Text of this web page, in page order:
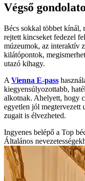
Végső
Bécs sokkal többet kínál,
rejtett kincseket fedezel
múzeumok, az interaktív
kilátópontok,
utazó kihagy.
A Vienna E-pass
kiegyensúlyozottabb,
alkotnak. Ahelyett, hogy
egyetlen jól megtervezett
zugait is élvezheted.
Ingyenes belépő a Top
Általános